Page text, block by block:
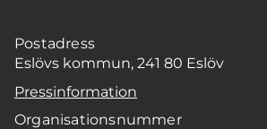
Postadress
Eslövs kommun, 241 80 Eslöv
Pressinformation
Organisationsnummer